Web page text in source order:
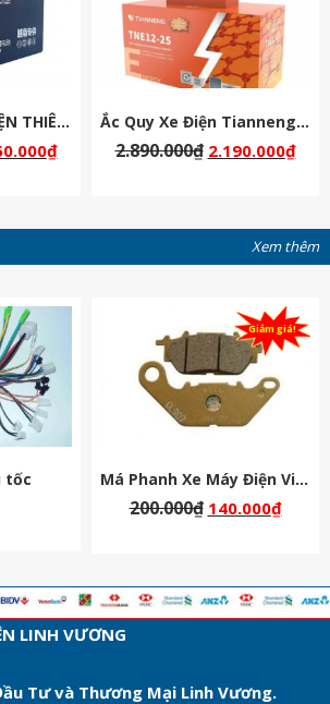
ẮC QUY XE ĐẠP ĐIỆN THIÊN NĂNG 48V-12AH
₫
Ắc Quy Xe Điện Tianneng ( Thiên Năng ) Chịu Nhiệt 60v 25Ah
2.890.000₫ 2.190.000₫
Xem thêm
tốc
Giảm giá!
Má Phanh Xe Máy Điện Vinfast
200.000₫ 140.000₫
LINH VƯƠNG
Tư và Thương Mại Linh Vương.